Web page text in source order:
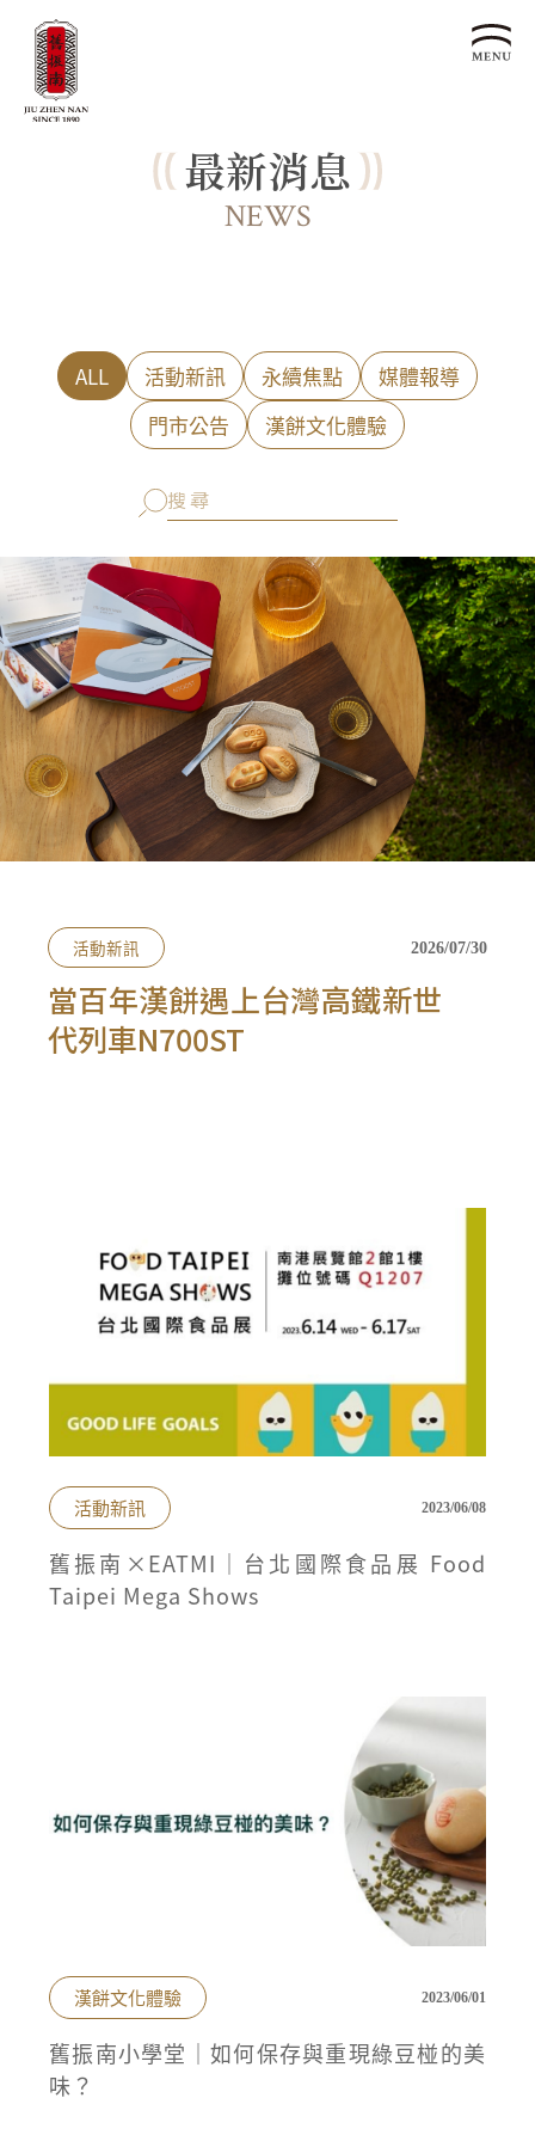
關於我們
品牌故事
認識漢餅文化
漢餅文化
文化體驗
企業客製贈禮區
喜餅預約
企業永續
企業永續發展 ESG
永續新聞集
利害關係人
最新消息
聯絡我們
全台據點
客服中心
會員禮遇
人才招募
線上購物 會員禮遇 企業客製
© 2026 JIU ZHEN NAN.CO All rights reserved
Site by 很好設計 Goods Design
最新消息
NEWS
ALL 活動新訊 永續焦點
媒體報導
門市公告
漢餅文化體驗
活動新訊 2026/07/30
當百年漢餅遇上台灣高鐵新世
代列車N700ST
活動新訊 2023/06/08
舊振南×EATMI｜台北國際食品展 Food
Taipei Mega Shows
漢餅文化體驗 2023/06/01
舊振南小學堂｜如何保存與重現綠豆椪的美
味？